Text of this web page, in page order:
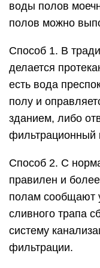
полам сообщают
сливного трапа
фильтрации.
Выбор
количества
представляет
уложенное на
в свою очередь,
ростверк(если
необходимости
столбики. Перед